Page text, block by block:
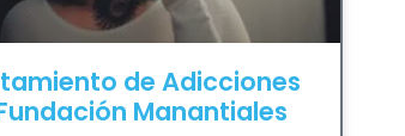
de Adicciones
Manantiales